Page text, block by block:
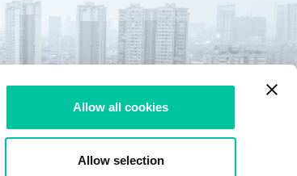
Allow all cookies
Allow selection